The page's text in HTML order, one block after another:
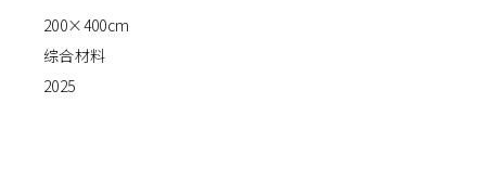
200×400cm
综合材料
2025